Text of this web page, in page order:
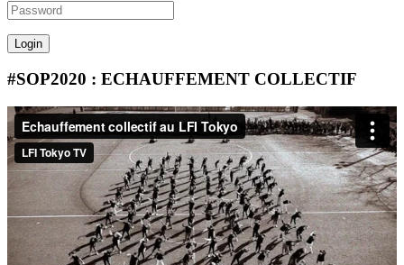
#SOP2020 : ECHAUFFEMENT COLLECTIF